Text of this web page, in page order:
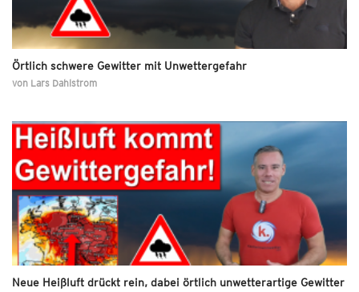
Örtlich schwere Gewitter mit Unwettergefahr
von Lars Dahlstrom
Neue Heißluft drückt rein, dabei örtlich unwetterartige Gewitter